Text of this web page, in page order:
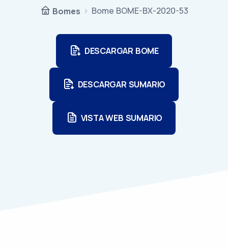
Bomes Bome BOME-BX-2020-53
DESCARGAR BOME
DESCARGAR SUMARIO
VISTA WEB SUMARIO